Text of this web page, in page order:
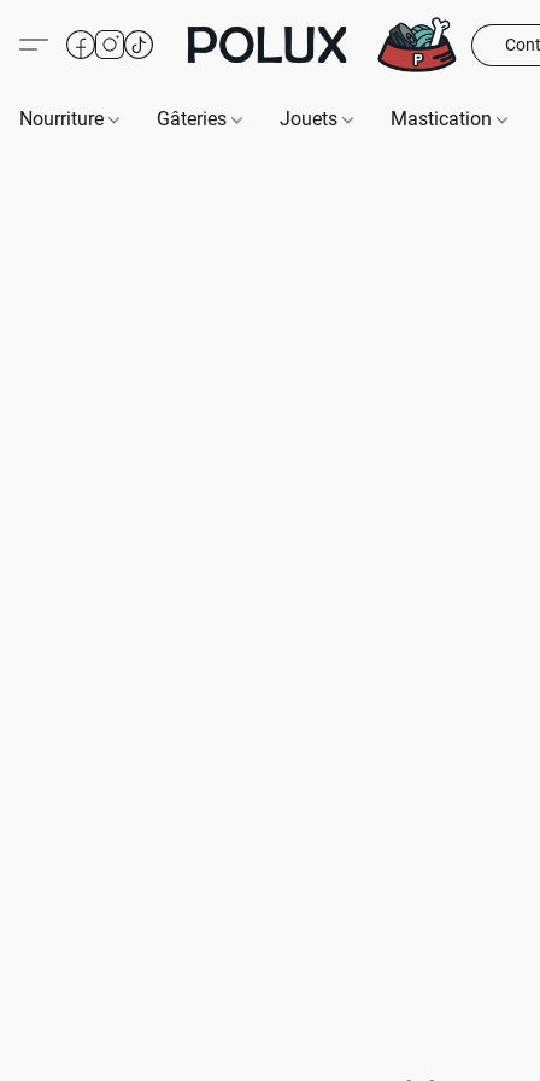
Nourriture Gâteries Jouets Mastication